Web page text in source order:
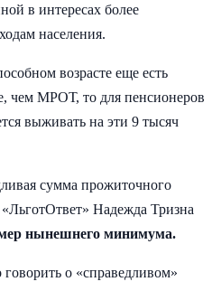
в интересах более
населения.
возрасте еще есть
чем МРОТ, то для пенсионеров
выживать на эти 9 тысяч
сумма прожиточного
Надежда Тризна
нынешнего минимума.
о «справедливом»